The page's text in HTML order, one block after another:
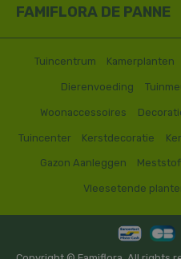
FAMIFLORA DE PANNE
Tuincentrum Kamerplanten
Dierenvoeding
Woonaccessoires
Tuincenter Kerstdecoratie
Gazon Aanleggen
Vleesetende